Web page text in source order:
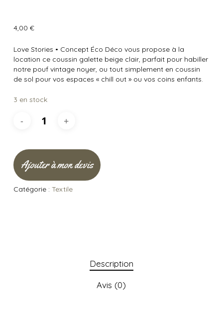
4,00 €
Love Stories • Concept Éco Déco vous propose à la
location ce coussin galette beige clair, parfait pour habiller
notre pouf vintage noyer, ou tout simplement en coussin
de sol pour vos espaces « chill out » ou vos coins enfants.
3 en stock
Ajouter à mon devis
Catégorie : Textile
Description
Avis (0)